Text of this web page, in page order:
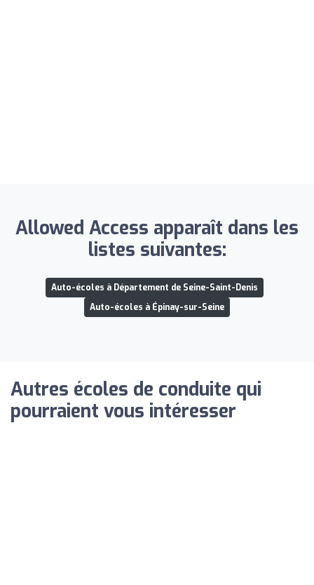
Allowed Access apparaît dans les
listes suivantes:
Auto-écoles à Département de Seine-Saint-Denis
Auto-écoles à Épinay-sur-Seine
Autres écoles de conduite qui
pourraient vous intéresser